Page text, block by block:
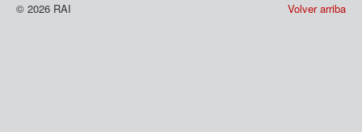
Volver arriba
© 2026 RAI